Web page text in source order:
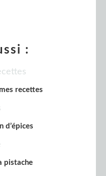
:
recettes
d’épices
pistache